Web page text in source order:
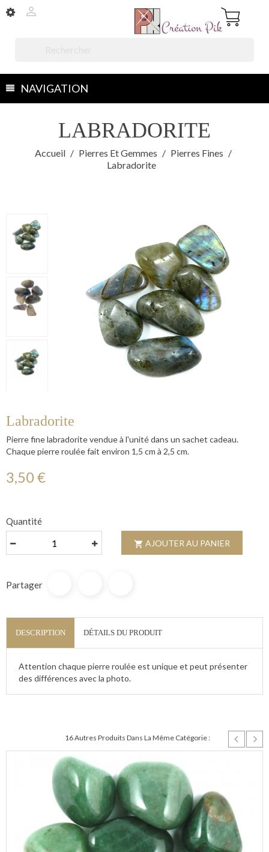


NAVIGATION
LABRADORITE
Accueil Pierres Et Gemmes
Pierres Fines
Labradorite
Labradorite
Pierre fine labradorite vendue à l'unité dans un sachet cadeau.
Chaque pierre roulée fait environ 1,5 cm à 2,5 cm.
3,50 €
Quantité
 AJOUTER AU PANIER
Partager
DESCRIPTION DÉTAILS DU PRODUIT
Attention chaque pierre roulée est unique et peut présenter
des différences avec la photo.
16 Autres Produits Dans La Même Catégorie :